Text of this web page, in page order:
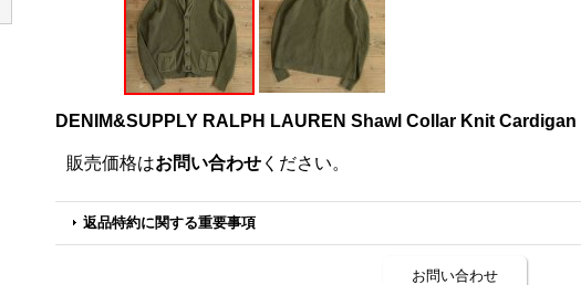
DENIM&SUPPLY RALPH LAUREN Shawl Collar Knit Cardigan
販売価格はお問い合わせ ください。
返品特約に関する重要事項
お問い合わせ